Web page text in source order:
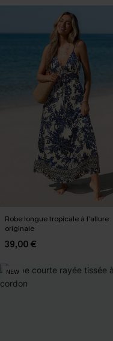
Robe longue tropicale à l’allure
originale
39,00 €
NEW